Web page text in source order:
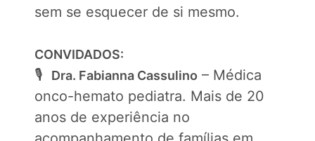
sem se esquecer de si mesmo.
CONVIDADOS:
🎙️ Dra. Fabianna Cassulino – Médica
onco-hemato pediatra. Mais de 20
anos de experiência no